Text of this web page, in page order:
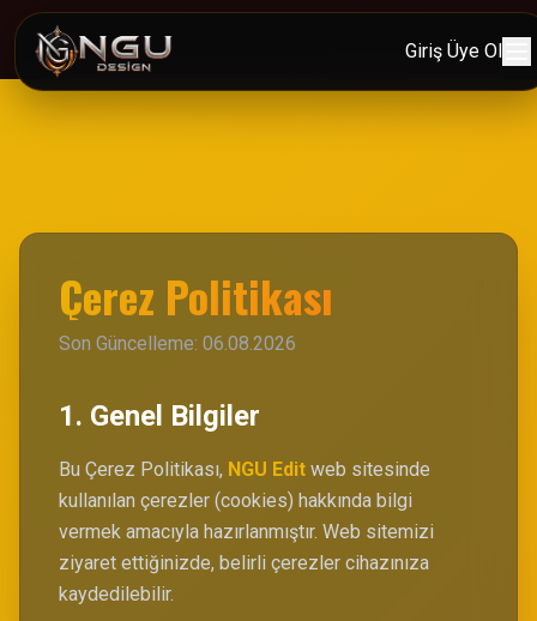
Giriş Üye Ol
Çerez Politikası
Son Güncelleme: 06.08.2026
1. Genel Bilgiler
Bu Çerez Politikası, NGU Edit web sitesinde
kullanılan çerezler (cookies) hakkında bilgi
vermek amacıyla hazırlanmıştır. Web sitemizi
ziyaret ettiğinizde, belirli çerezler cihazınıza
kaydedilebilir.